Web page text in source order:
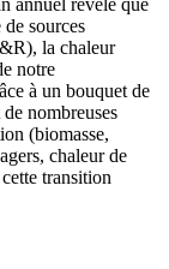
annuel révèle que
sources
la chaleur
notre
à un bouquet de
nombreuses
(biomasse,
chaleur de
transition